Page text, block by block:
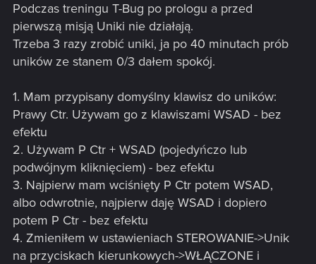
Podczas treningu T-Bug po prologu a przed
pierwszą misją Uniki nie działają.
Trzeba 3 razy zrobić uniki, ja po 40 minutach prób
uników ze stanem 0/3 dałem spokój.
1. Mam przypisany domyślny klawisz do uników:
Prawy Ctr. Używam go z klawiszami WSAD - bez
efektu
2. Używam P Ctr + WSAD (pojedyńczo lub
podwójnym kliknięciem) - bez efektu
3. Najpierw mam wciśnięty P Ctr potem WSAD,
albo odwrotnie, najpierw daję WSAD i dopiero
potem P Ctr - bez efektu
4. Zmieniłem w ustawieniach STEROWANIE->Unik
na przyciskach kierunkowych->WŁĄCZONE i